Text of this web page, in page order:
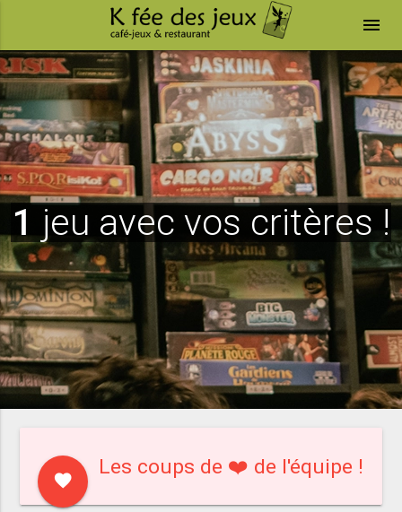
menu
1 jeu avec vos critères !
favorite
Les coups de ❤️ de l'équipe !